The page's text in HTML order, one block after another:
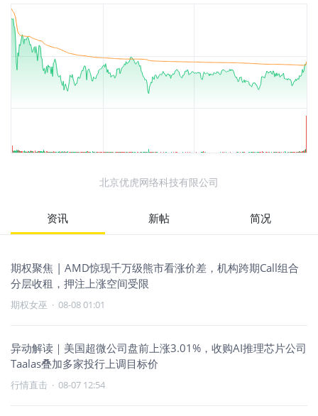
北京优虎网络科技有限公司
资讯 新帖 简况
期权聚焦 | AMD惊现千万级熊市看涨价差，机构跨期Call组合
分层收租，押注上涨空间受限
期权女巫 · 08-08 01:01
异动解读｜美国超微公司盘前上涨3.01%，收购AI推理芯片公司
Taalas叠加多家投行上调目标价
行情直击 · 08-07 12:54